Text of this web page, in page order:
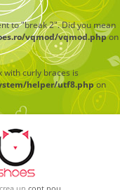
to "break 2". Did you mean
vqmod/vqmod.phpon
with curly braces is
helper/utf8.phpon